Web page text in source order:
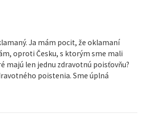
Ja mám pocit, že oklamaní
oproti Česku, s ktorým sme mali
majú len jednu zdravotnú poisťovňu?
poistenia. Sme úplná